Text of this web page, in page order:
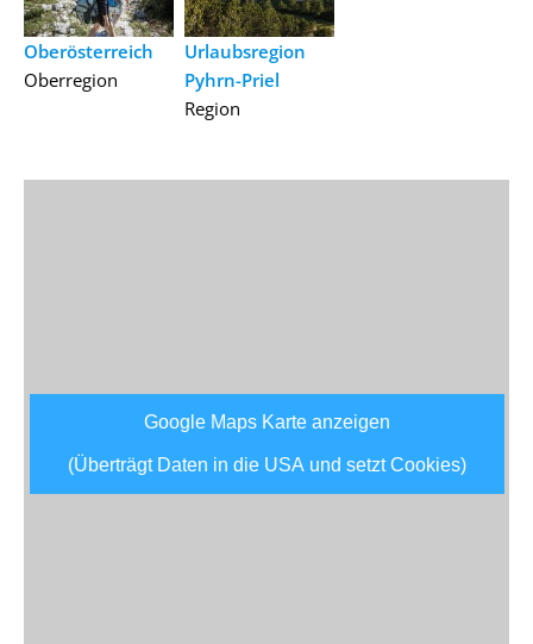
Oberösterreich
Oberregion
Urlaubsregion
Pyhrn-Priel
Region
Google Maps Karte anzeigen
(Überträgt Daten in die USA und setzt Cookies)